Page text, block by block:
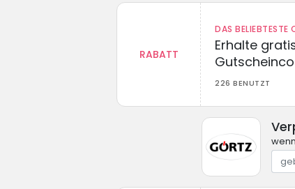
RABATT
DAS BELIEBTESTE
Erhalte
226 BENUTZT